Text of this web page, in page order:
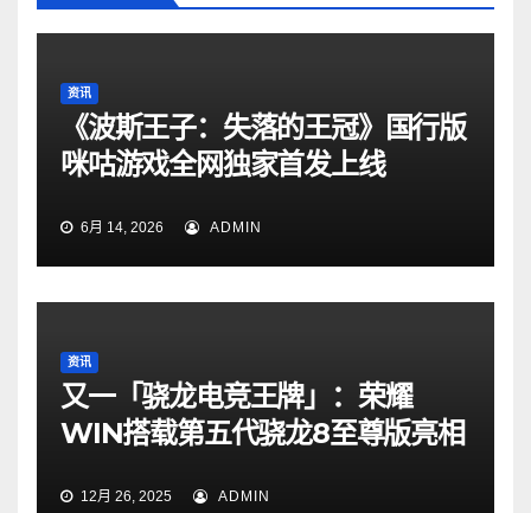
资讯
《波斯王子：失落的王冠》国行版
咪咕游戏全网独家首发上线
6月 14, 2026 ADMIN
资讯
又一「骁龙电竞王牌」：荣耀
WIN搭载第五代骁龙8至尊版亮相
12月 26, 2025 ADMIN